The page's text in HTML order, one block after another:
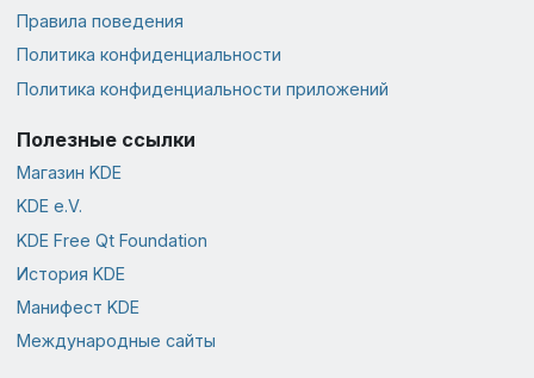
Правила поведения
Политика конфиденциальности
Политика конфиденциальности приложений
Полезные ссылки
Магазин KDE
KDE e.V.
KDE Free Qt Foundation
История KDE
Манифест KDE
Международные сайты